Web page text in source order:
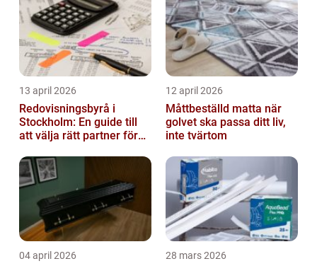
13 april 2026
Redovisningsbyrå i
Stockholm: En guide till
att välja rätt partner för
12 april 2026
Måttbeställd matta när
golvet ska passa ditt liv,
inte tvärtom
04 april 2026 28 mars 2026